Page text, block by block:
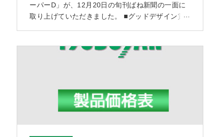
ーパーD」が、12月20日の旬刊ばね新聞の一面に
取り上げていただきました。 ■グッドデザイン賞